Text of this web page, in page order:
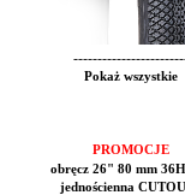
Pokaż wszystkie
PROMOCJE
obręcz 26" 80 mm
jednościenna